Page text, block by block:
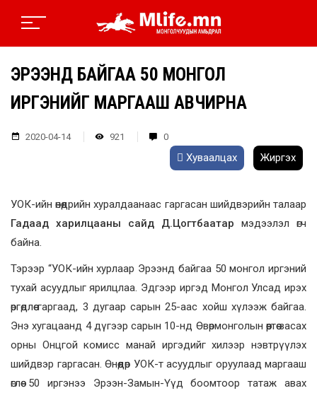
ЭРЭЭНД БАЙГАА 50 МОНГОЛ
ИРГЭНИЙГ МАРГААШ АВЧИРНА
2020-04-14 921 0
Хуваалцах Жиргэх
УОК-ийн өнөөдрийн хуралдаанаас гаргасан шийдвэрийн талаар
Гадаад харилцааны сайд Д.Цогтбаатар мэдээлэл өгч
байна.
Тэрээр “УОК-ийн хурлаар Эрээнд байгаа 50 монгол иргэний
тухай асуудлыг ярилцлаа. Эдгээр иргэд Монгол Улсад ирэх
өргөдлөө гаргаад, 3 дугаар сарын 25-аас хойш хүлээж байгаа.
Энэ хугацаанд 4 дүгээр сарын 10-нд Өвөрмонголын өөртөө засах
орны Онцгой комисс манай иргэдийг хилээр нэвтрүүлэх
шийдвэр гаргасан. Өнөөдөр УОК-т асуудлыг оруулаад маргааш
өглөө 50 иргэнээ Эрээн-Замын-Үүд боомтоор татаж авах